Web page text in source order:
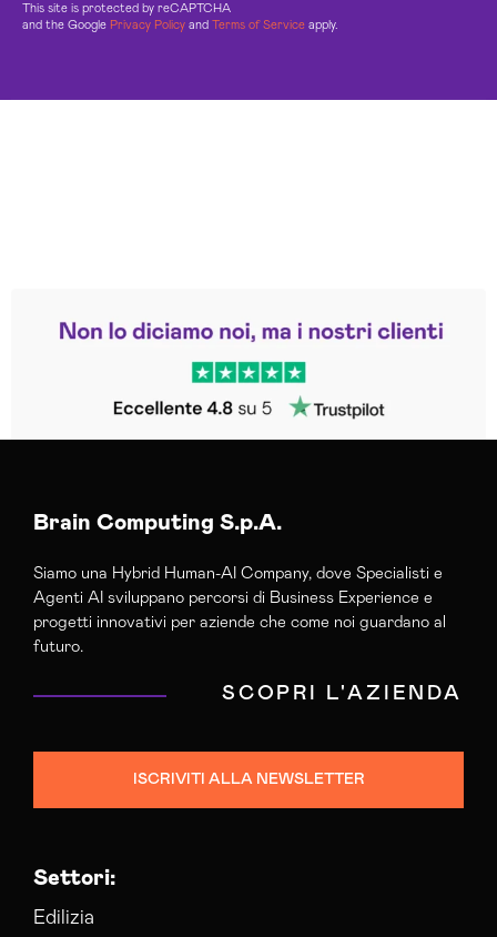
This site is protected by reCAPTCHA
and the Google Privacy Policy and Terms of Service apply.
Trustpilot
Brain Computing S.p.A.
Siamo una Hybrid Human-AI Company, dove Specialisti e
Agenti AI sviluppano percorsi di Business Experience e
progetti innovativi per aziende che come noi guardano al
futuro.
SCOPRI L'AZIENDA
ISCRIVITI ALLA NEWSLETTER
Settori:
Edilizia